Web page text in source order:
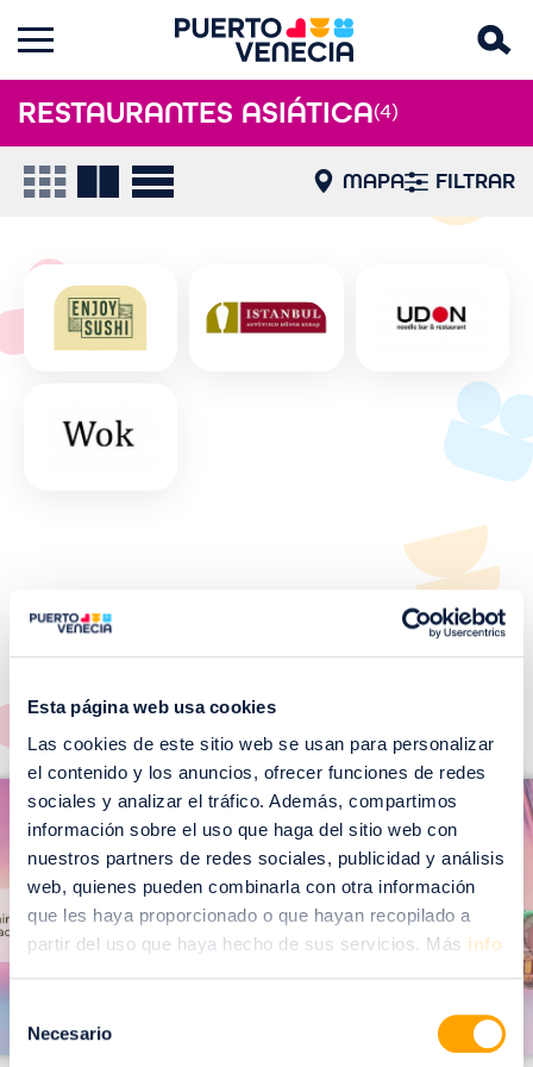
Esta página web usa cookies
Las cookies de este sitio web se usan para personalizar
el contenido y los anuncios, ofrecer funciones de redes
sociales y analizar el tráfico. Además, compartimos
información sobre el uso que haga del sitio web con
nuestros partners de redes sociales, publicidad y análisis
web, quienes pueden combinarla con otra información
que les haya proporcionado o que hayan recopilado a
partir del uso que haya hecho de sus servicios. Más info
Necesario
RESTAURANTES ASIÁTICA(4)
MAPA FILTRAR
¡No te pierdas nuestros
EVENTOS!
Ver todos >
m
g
e
n
a
g
n